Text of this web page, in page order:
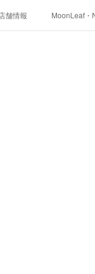
店舗情報 MoonLeaf・